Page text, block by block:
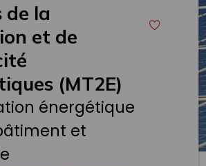
de la
et de
(MT2E)
énergétique
et